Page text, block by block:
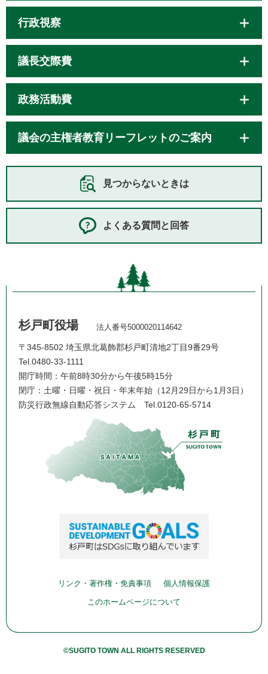
行政視察
議長交際費
政務活動費
議会の主権者教育リーフレットのご案内
見つからないときは
よくある質問と回答
杉戸町役場 法人番号5000020114642
〒345-8502 埼玉県北葛飾郡杉戸町清地2丁目9番29号
Tel.0480-33-1111
開庁時間：午前8時30分から午後5時15分
閉庁：土曜・日曜・祝日・年末年始（12月29日から1月3日）
防災行政無線自動応答システム Tel.0120-65-5714
リンク・著作権・免責事項 個人情報保護
このホームページについて
©SUGITO TOWN ALL RIGHTS RESERVED